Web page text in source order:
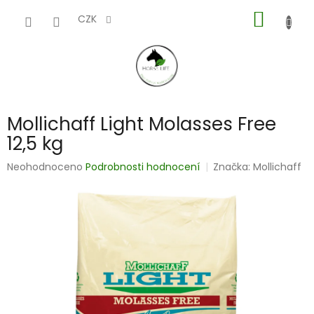
CZK
KOŠÍK
Mollichaff Light Molasses Free
12,5 kg
Průměrné
Neohodnoceno Podrobnosti hodnocení Značka:Mollichaff